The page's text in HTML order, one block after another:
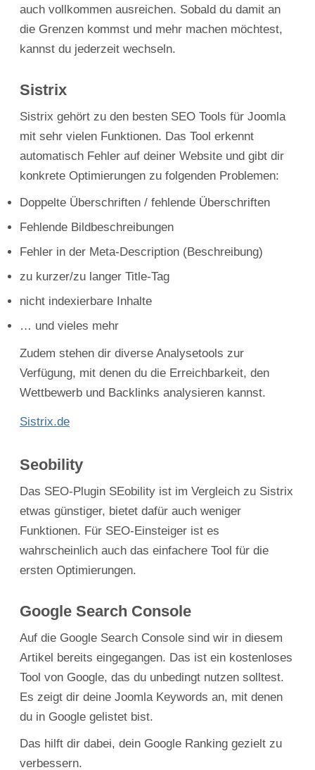
auch vollkommen ausreichen. Sobald du damit an
die Grenzen kommst und mehr machen möchtest,
kannst du jederzeit wechseln.
Sistrix
Sistrix gehört zu den besten SEO Tools für Joomla
mit sehr vielen Funktionen. Das Tool erkennt
automatisch Fehler auf deiner Website und gibt dir
konkrete Optimierungen zu folgenden Problemen:
Doppelte Überschriften / fehlende Überschriften
Fehlende Bildbeschreibungen
Fehler in der Meta-Description (Beschreibung)
zu kurzer/zu langer Title-Tag
nicht indexierbare Inhalte
… und vieles mehr
Zudem stehen dir diverse Analysetools zur
Verfügung, mit denen du die Erreichbarkeit, den
Wettbewerb und Backlinks analysieren kannst.
Sistrix.de
Seobility
Das SEO-Plugin SEobility ist im Vergleich zu Sistrix
etwas günstiger, bietet dafür auch weniger
Funktionen. Für SEO-Einsteiger ist es
wahrscheinlich auch das einfachere Tool für die
ersten Optimierungen.
Google Search Console
Auf die Google Search Console sind wir in diesem
Artikel bereits eingegangen. Das ist ein kostenloses
Tool von Google, das du unbedingt nutzen solltest.
Es zeigt dir deine Joomla Keywords an, mit denen
du in Google gelistet bist.
Das hilft dir dabei, dein Google Ranking gezielt zu
verbessern.